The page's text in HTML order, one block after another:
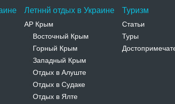
Летннй отдых в Украине
АР Крым
Восточный Крым
Горный Крым
Западный Крым
Отдых в Алуште
Отдых в Судаке
Отдых в Ялте
Туризм
Статьи
Туры